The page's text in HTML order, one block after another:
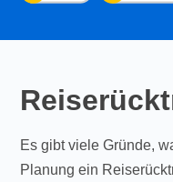
Es gibt viele Gründe,
Planung ein